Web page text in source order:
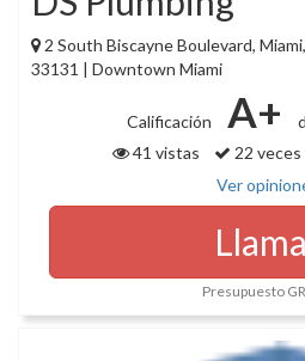
2 South Biscayne Boulevard, Miami,
33131 | Downtown Miami
Calificación A+
41 vistas
22
Ver
Presupuesto